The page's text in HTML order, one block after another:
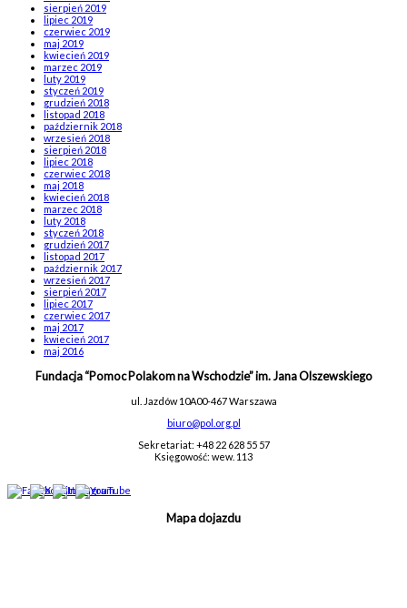
sierpień 2019
lipiec 2019
czerwiec 2019
maj 2019
kwiecień 2019
marzec 2019
luty 2019
styczeń 2019
grudzień 2018
listopad 2018
październik 2018
wrzesień 2018
sierpień 2018
lipiec 2018
czerwiec 2018
maj 2018
kwiecień 2018
marzec 2018
luty 2018
styczeń 2018
grudzień 2017
listopad 2017
październik 2017
wrzesień 2017
sierpień 2017
lipiec 2017
czerwiec 2017
maj 2017
kwiecień 2017
maj 2016
Fundacja “Pomoc Polakom na Wschodzie” im. Jana Olszewskiego
ul. Jazdów 10A00-467 Warszawa
biuro@pol.org.pl
Sekretariat: +48 22 628 55 57
Księgowość: wew. 113
Mapa dojazdu